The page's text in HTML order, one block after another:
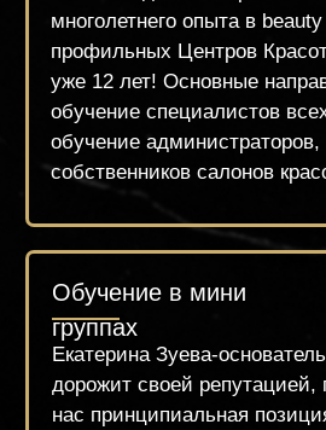
материалах. Вы будете чувствовать себя
комфортно и ощутите сервис высокого
уровня.
Предоставляем поддержку всем студентам
после обучения, добавляя в чаты
знаний. И всегда остаёмся на связи!
Поддержка
Гибкий график обучения
Группы выходного дня, вечернее
обучение и классическое расписание на
несколько месяцев вперёд.